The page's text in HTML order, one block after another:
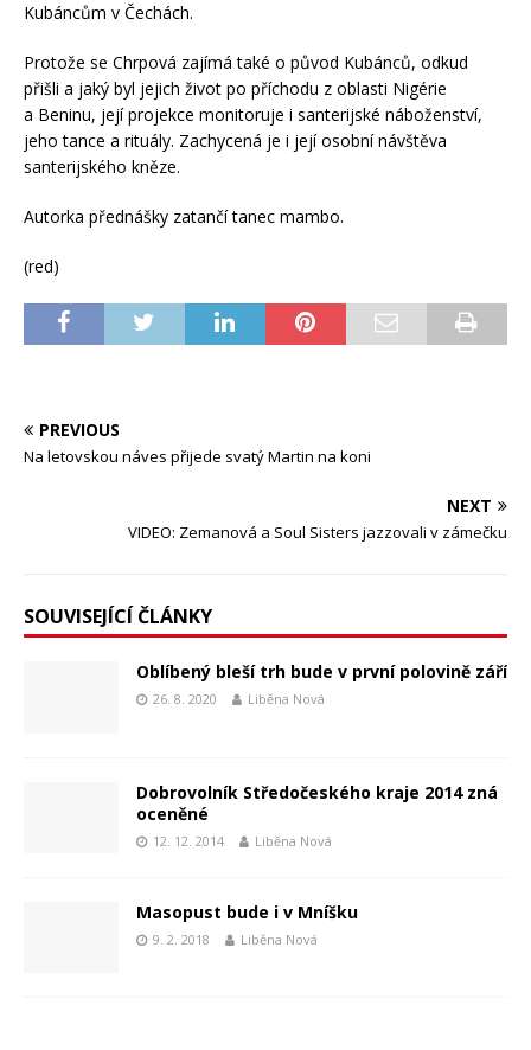
Kubáncům v Čechách.
Protože se Chrpová zajímá také o původ Kubánců, odkud
přišli a jaký byl jejich život po příchodu z oblasti Nigérie
a Beninu, její projekce monitoruje i santerijské náboženství,
jeho tance a rituály. Zachycená je i její osobní návštěva
santerijského kněze.
Autorka přednášky zatančí tanec mambo.
(red)
PREVIOUS
Na letovskou náves přijede svatý Martin na koni
NEXT
VIDEO: Zemanová a Soul Sisters jazzovali v zámečku
SOUVISEJÍCÍ ČLÁNKY
Oblíbený bleší trh bude v první polovině září
26. 8. 2020 Liběna Nová
Dobrovolník Středočeského kraje 2014 zná
oceněné
12. 12. 2014 Liběna Nová
Masopust bude i v Mníšku
9. 2. 2018 Liběna Nová